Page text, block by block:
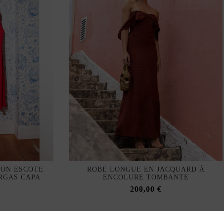
ESCOTE
CAPA
ROBE LONGUE EN JACQUARD À
ENCOLURE TOMBANTE
200,00 €